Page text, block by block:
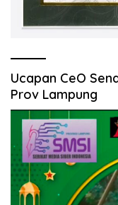
Ucapan CeO
Prov Lampung